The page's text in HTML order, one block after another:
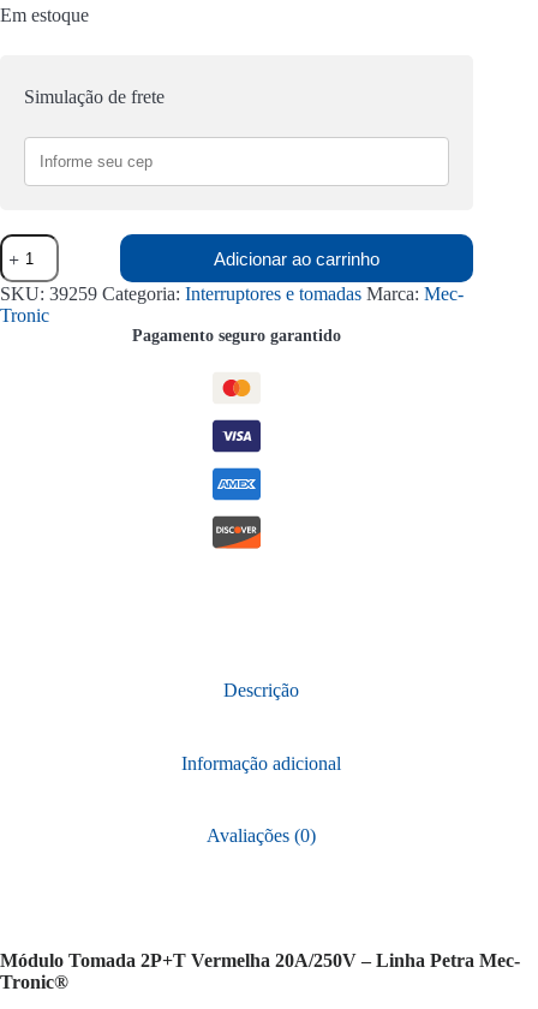
Em estoque
Simulação de frete
Módulo
Tomada
20A
250V
Vermelha
Adicionar ao carrinho
SKU: 39259 Categoria: Interruptores e tomadas Marca: Mec-
Tronic
Pagamento seguro garantido
Descrição
Informação adicional
Avaliações (0)
Módulo Tomada 2P+T Vermelha 20A/250V – Linha Petra Mec-
Tronic®